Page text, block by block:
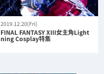
2019.12.20(Fri)
FINAL FANTASY XIII女主角Light
ning Cosplay特集